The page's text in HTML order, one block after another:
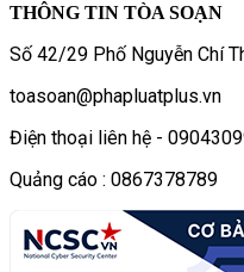
THÔNG TIN TÒA SOẠN
Số 42/29 Phố Nguyễn Chí
toasoan@phapluatplus.vn
Điện thoại liên hệ -
Quảng cáo : 0867378789